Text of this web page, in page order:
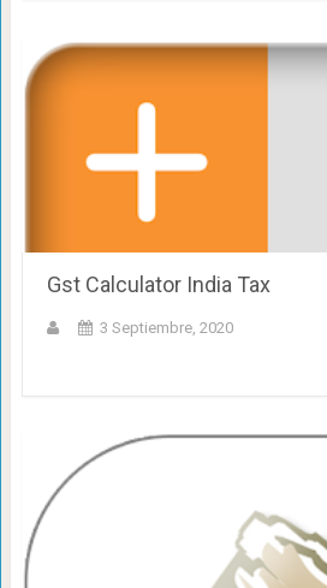
Gst Calculator India Tax
3 Septiembre, 2020